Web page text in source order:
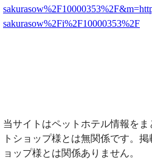
sakurasow%2Fi%2F10000353%2F
当サイトはペットホテル情報を
トショップ様とは無関係です。
ョップ様とは関係ありません。